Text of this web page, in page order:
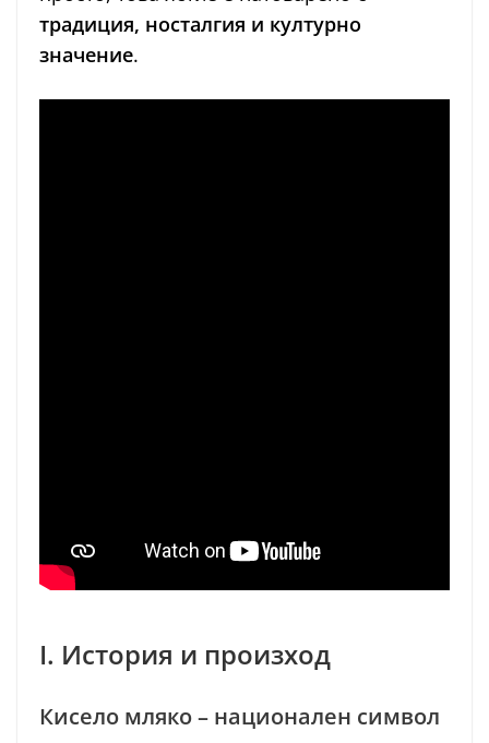
традиция, носталгия и културно
значение.
I. История и произход
Кисело мляко – национален символ